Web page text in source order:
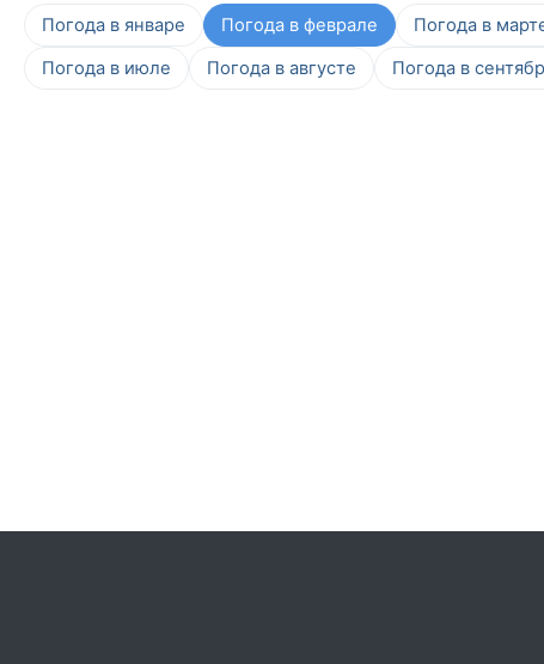
Погода в январе Погода в феврале Погода в
Погода в июле
Погода в августе Погода в